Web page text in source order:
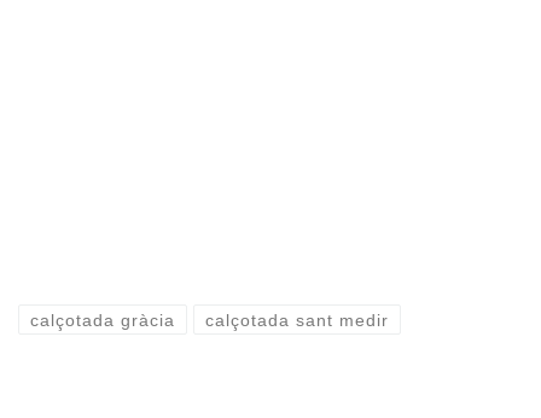
calçotada gràcia calçotada sant medir